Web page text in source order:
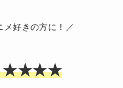
メ好きの方に！／
★★★★